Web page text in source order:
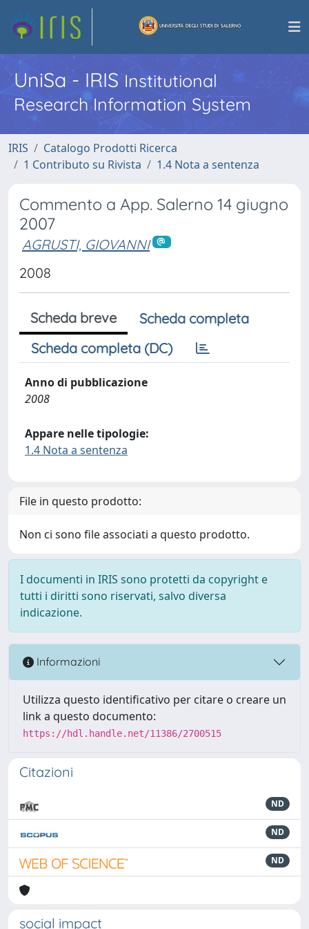
UniSa - IRISInstitutional
Research Information System
IRIS
Catalogo Prodotti Ricerca
1 Contributo su Rivista
1.4 Nota a sentenza
Commento a App. Salerno 14 giugno
2007
AGRUSTI, GIOVANNI
2008
Scheda breve
Scheda completa
Scheda completa (DC)
Anno di pubblicazione
2008
Appare nelle tipologie:
1.4 Nota a sentenza
File in questo prodotto:
Non ci sono file associati a questo prodotto.
I documenti in IRIS sono protetti da copyright e
tutti i diritti sono riservati, salvo diversa
indicazione.
Informazioni
Utilizza questo identificativo per citare o creare un
link a questo documento:
https://hdl.handle.net/11386/2700515
Citazioni
ND
ND
ND
social impact